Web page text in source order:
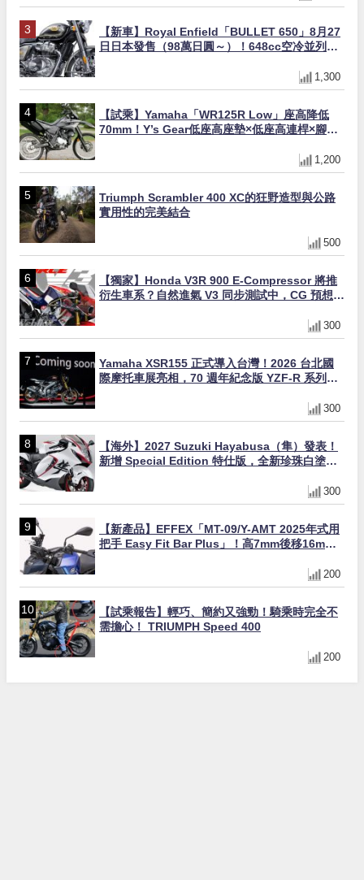
【新車】Royal Enfield「BULLET 650」8月27
日日本發售（98萬日圓～）！648cc空冷並列雙
1,300
【試乘】Yamaha「WR125R Low」座高降低
70mm！Y’s Gear低座高座墊×低座高連桿×腳踏
1,200
Triumph Scrambler 400 XC的狂野造型與公路
實用性的完美結合
500
【獨家】Honda V3R 900 E-Compressor 將推
衍生車系？自然進氣 V3 同步測試中，CG 預想曝
300
Yamaha XSR155 正式導入台灣！2026 台北國
際摩托車展亮相，70 週年紀念版 YZF-R 系列限
300
【海外】2027 Suzuki Hayabusa（隼）發表！
新增 Special Edition 特仕版，全新珍珠白塗裝
300
【新產品】EFFEX「MT-09/Y-AMT 2025年式用
把手 Easy Fit Bar Plus」！高7mm後移16mm
200
【試乘報告】輕巧、簡約又強勁！騎乘時完全不
需擔心！ TRIUMPH Speed 400
200